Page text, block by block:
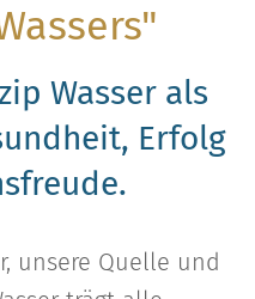
Wasser als
Erfolg
unsere Quelle und